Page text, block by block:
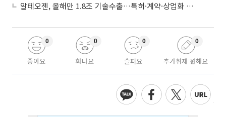
알테오젠, 올해만 1.8조 기술수출…특허·계약·상업화 ‘삼박자’
좋아요
0
화나요
0
슬퍼요
0
추가취재 원해요
0